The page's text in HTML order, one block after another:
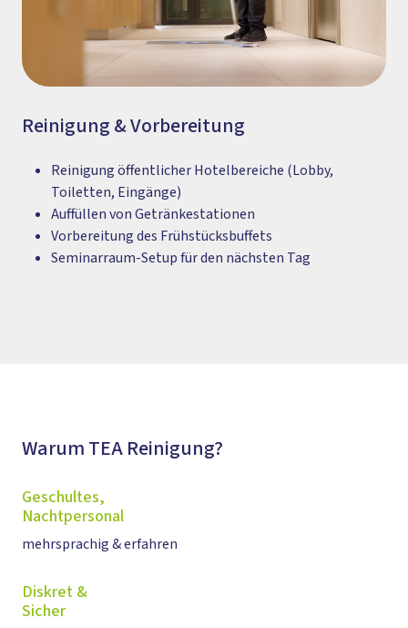
Reinigung & Vorbereitung
Reinigung öffentlicher Hotelbereiche (Lobby,
Toiletten, Eingänge)
Auffüllen von Getränkestationen
Vorbereitung des Frühstücksbuffets
Seminarraum-Setup für den nächsten Tag
Warum TEA Reinigung?
Geschultes,
Nachtpersonal
mehrsprachig & erfahren
Diskret &
Sicher